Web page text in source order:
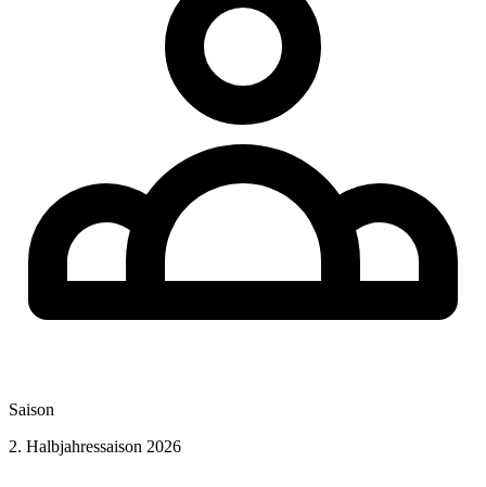
Saison
2. Halbjahressaison 2026